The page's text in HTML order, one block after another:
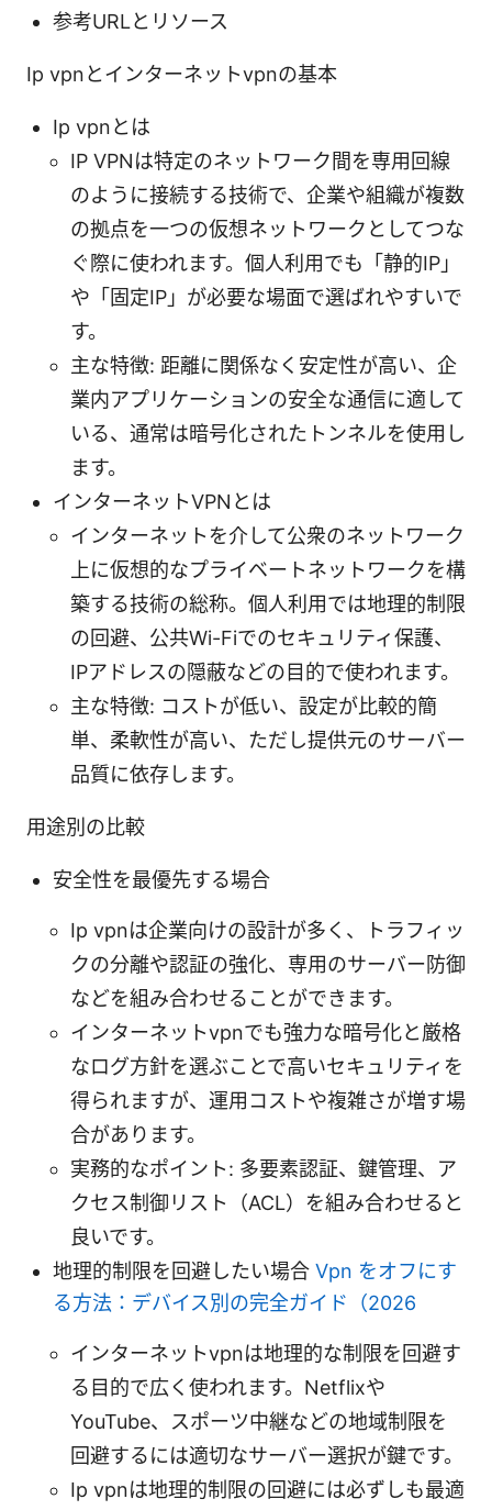
参考URLとリソース
Ip vpnとインターネットvpnの基本
Ip vpnとは
IP VPNは特定のネットワーク間を専用回線
のように接続する技術で、企業や組織が複数
の拠点を一つの仮想ネットワークとしてつな
ぐ際に使われます。個人利用でも「静的IP」
や「固定IP」が必要な場面で選ばれやすいで
す。
主な特徴: 距離に関係なく安定性が高い、企
業内アプリケーションの安全な通信に適して
いる、通常は暗号化されたトンネルを使用し
ます。
インターネットVPNとは
インターネットを介して公衆のネットワーク
上に仮想的なプライベートネットワークを構
築する技術の総称。個人利用では地理的制限
の回避、公共Wi-Fiでのセキュリティ保護、
IPアドレスの隠蔽などの目的で使われます。
主な特徴: コストが低い、設定が比較的簡
単、柔軟性が高い、ただし提供元のサーバー
品質に依存します。
用途別の比較
安全性を最優先する場合
Ip vpnは企業向けの設計が多く、トラフィッ
クの分離や認証の強化、専用のサーバー防御
などを組み合わせることができます。
インターネットvpnでも強力な暗号化と厳格
なログ方針を選ぶことで高いセキュリティを
得られますが、運用コストや複雑さが増す場
合があります。
実務的なポイント: 多要素認証、鍵管理、ア
クセス制御リスト（ACL）を組み合わせると
良いです。
地理的制限を回避したい場合 Vpn をオフにす
る方法：デバイス別の完全ガイド（2026
インターネットvpnは地理的な制限を回避す
る目的で広く使われます。Netflixや
YouTube、スポーツ中継などの地域制限を
回避するには適切なサーバー選択が鍵です。
Ip vpnは地理的制限の回避には必ずしも最適